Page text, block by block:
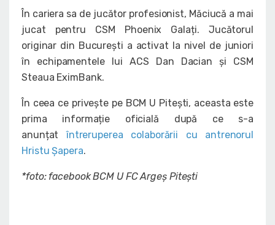
În cariera sa de jucător profesionist, Măciucă a mai
jucat pentru CSM Phoenix Galați. Jucătorul
originar din București a activat la nivel de juniori
în echipamentele lui ACS Dan Dacian și CSM
Steaua EximBank.
În ceea ce privește pe BCM U Pitești, aceasta este
prima informație oficială după ce s-a
anunțatîntreruperea colaborării cu antrenorul
Hristu Șapera.
*foto: facebook BCM U FC Argeș Pitești